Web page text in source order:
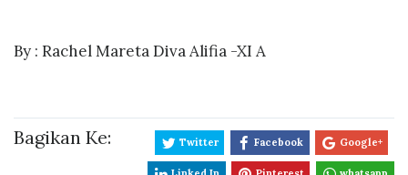
By : Rachel Mareta Diva Alifia -XI A
Bagikan Ke: Twitter Facebook Google+